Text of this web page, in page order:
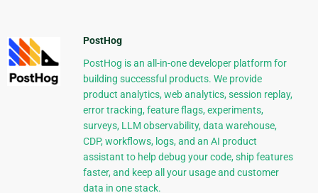
PostHog
PostHog is an all-in-one developer platform for
building successful products. We provide
product analytics, web analytics, session replay,
error tracking, feature flags, experiments,
surveys, LLM observability, data warehouse,
CDP, workflows, logs, and an AI product
assistant to help debug your code, ship features
faster, and keep all your usage and customer
data in one stack.